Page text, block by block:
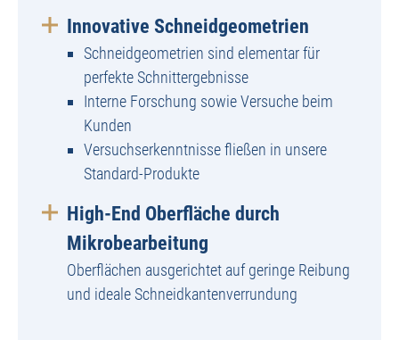
Innovative Schneidgeometrien
Schneidgeometrien sind elementar für
perfekte Schnittergebnisse
Interne Forschung sowie Versuche beim
Kunden
Versuchserkenntnisse fließen in unsere
Standard-Produkte
High-End Oberfläche durch
Mikrobearbeitung
Oberflächen ausgerichtet auf geringe Reibung
und ideale Schneidkantenverrundung